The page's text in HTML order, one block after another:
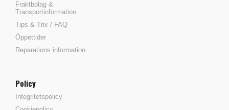
Fraktbolag &
Transportinformation
Tips & Trix / FAQ
Öppettider
Reparations information
Policy
Integritetspolicy